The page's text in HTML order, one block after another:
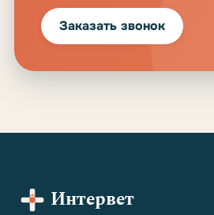
Заказать звонок
Интервет